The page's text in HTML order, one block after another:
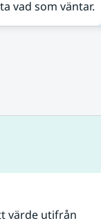
vad som väntar.
värde utifrån